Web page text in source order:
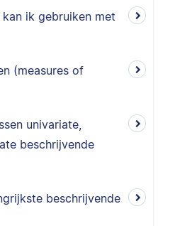
ik gebruiken met
(measures of
univariate,
beschrijvende
beschrijvende